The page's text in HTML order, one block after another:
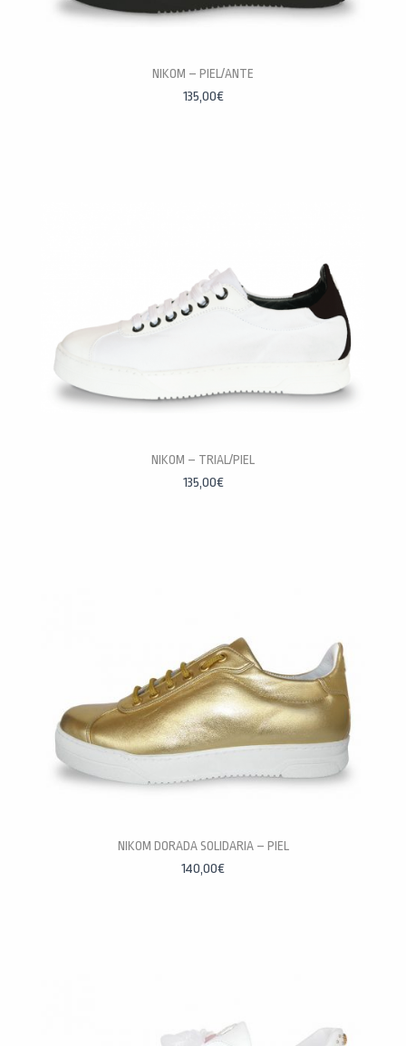
PERSONALÍZALAS
NIKOM – PIEL/ANTE
135,00€
PERSONALÍZALAS
NIKOM – TRIAL/PIEL
135,00€
PERSONALÍZALAS
NIKOM DORADA SOLIDARIA – PIEL
140,00€